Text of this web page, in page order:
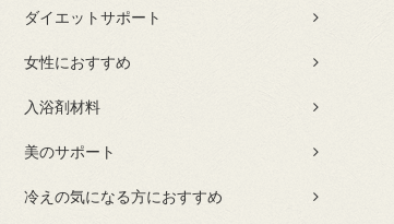
ダイエットサポート
女性におすすめ
入浴剤材料
美のサポート
冷えの気になる方におすすめ